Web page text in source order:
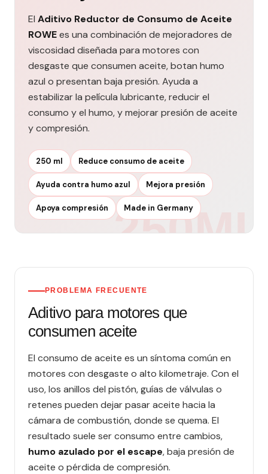
El Aditivo Reductor de Consumo de Aceite
ROWEes una combinación de mejoradores de
viscosidad diseñada para motores con
desgaste que consumen aceite, botan humo
azul o presentan baja presión. Ayuda a
estabilizar la película lubricante, reducir el
consumo y el humo, y mejorar presión de aceite
y compresión.
250 ml Reduce consumo de aceite
Ayuda contra humo azul Mejora presión
Apoya compresión Made in Germany
PROBLEMA FRECUENTE
Aditivo para motores que
consumen aceite
El consumo de aceite es un síntoma común en
motores con desgaste o alto kilometraje. Con el
uso, los anillos del pistón, guías de válvulas o
retenes pueden dejar pasar aceite hacia la
cámara de combustión, donde se quema. El
resultado suele ser consumo entre cambios,
humo azulado por el escape, baja presión de
aceite o pérdida de compresión.